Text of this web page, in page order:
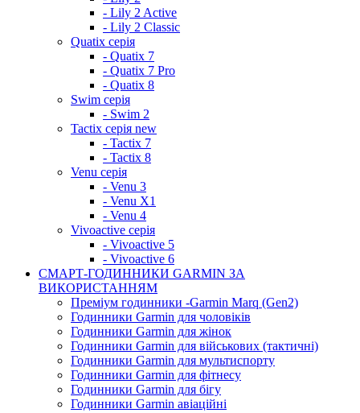
- Lily 2 Active
- Lily 2 Classic
Quatix серія
- Quatix 7
- Quatix 7 Pro
- Quatix 8
Swim серія
- Swim 2
Tactix серія new
- Tactix 7
- Tactix 8
Venu серія
- Venu 3
- Venu X1
- Venu 4
Vivoactive серія
- Vivoactive 5
- Vivoactive 6
СМАРТ-ГОДИННИКИ GARMIN ЗА
ВИКОРИСТАННЯМ
Преміум годинники -Garmin Marq (Gen2)
Годинники Garmin для чоловіків
Годинники Garmin для жінок
Годинники Garmin для військових (тактичні)
Годинники Garmin для мультиспорту
Годинники Garmin для фітнесу
Годинники Garmin для бігу
Годинники Garmin авіаційні